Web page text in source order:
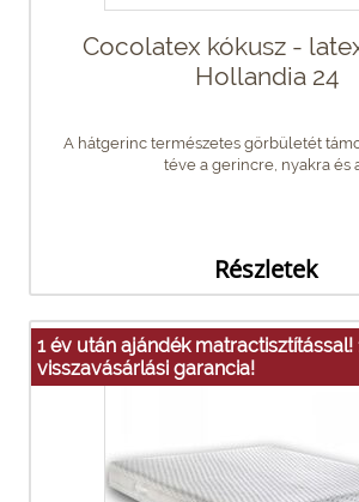
Cocolatex kókusz -
Hollandia 24
A hátgerinc természetes görbületét
téve a gerincre, nyakra és
Részletek
1 év után ajándék matractisztítással!
visszavásárlási garancia!